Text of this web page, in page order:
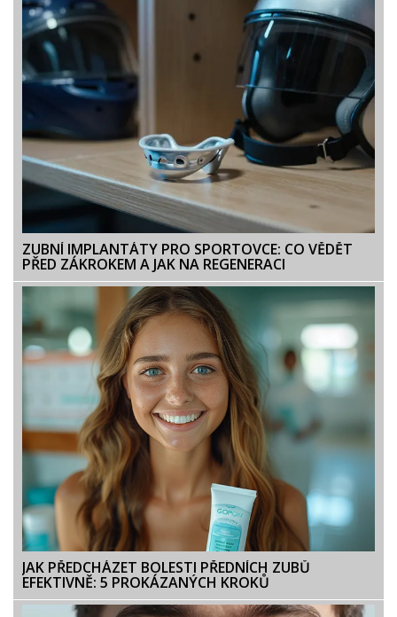
ZUBNÍ IMPLANTÁTY PRO SPORTOVCE: CO VĚDĚT
PŘED ZÁKROKEM A JAK NA REGENERACI
JAK PŘEDCHÁZET BOLESTI PŘEDNÍCH ZUBŮ
EFEKTIVNĚ: 5 PROKÁZANÝCH KROKŮ